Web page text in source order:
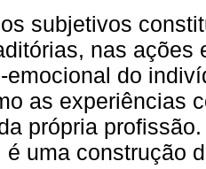
subjetivos
nas ações
emocional do
as experiências
própria
é uma construção